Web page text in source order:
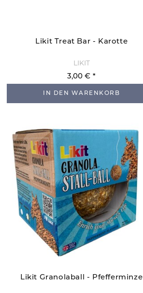
Likit Treat Bar - Karotte
LIKIT
3,00 €
IN DEN WARENKORB
Likit Granolaball - Pfefferminze